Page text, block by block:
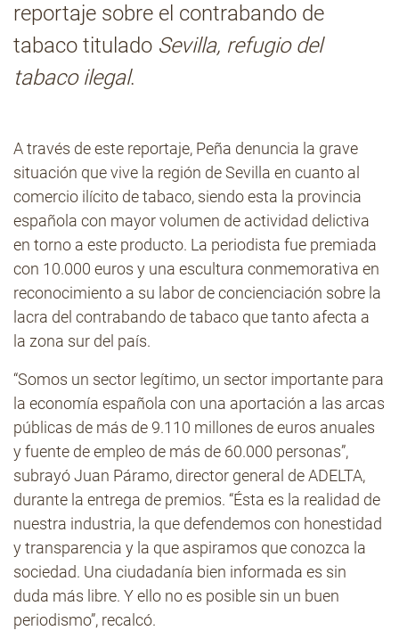
reportaje sobre el contrabando de
tabaco titulado Sevilla, refugio del
tabaco ilegal.
A través de este reportaje, Peña denuncia la grave
situación que vive la región de Sevilla en cuanto al
comercio ilícito de tabaco, siendo esta la provincia
española con mayor volumen de actividad delictiva
en torno a este producto. La periodista fue premiada
con 10.000 euros y una escultura conmemorativa en
reconocimiento a su labor de concienciación sobre la
lacra del contrabando de tabaco que tanto afecta a
la zona sur del país.
“Somos un sector legítimo, un sector importante para
la economía española con una aportación a las arcas
públicas de más de 9.110 millones de euros anuales
y fuente de empleo de más de 60.000 personas”,
subrayó Juan Páramo, director general de ADELTA,
durante la entrega de premios. “Ésta es la realidad de
nuestra industria, la que defendemos con honestidad
y transparencia y la que aspiramos que conozca la
sociedad. Una ciudadanía bien informada es sin
duda más libre. Y ello no es posible sin un buen
periodismo”, recalcó.